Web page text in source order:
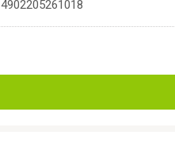
4902205261018